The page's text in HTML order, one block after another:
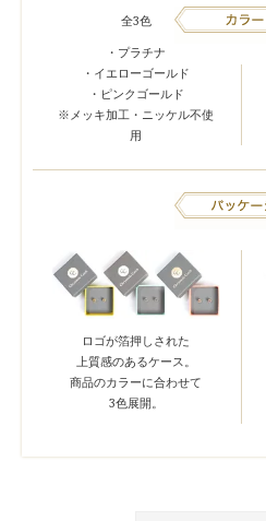
全3色
・プラチナ
・イエローゴールド
・ピンクゴールド
※メッキ加工・ニッケル不使
用
ロゴが箔押しされた
上質感のあるケース。
商品のカラーに合わせて
3色展開。